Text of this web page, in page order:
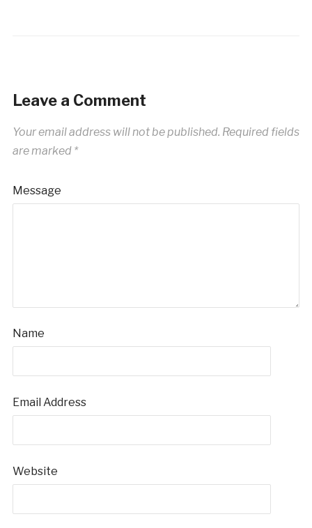
Leave a Comment
Your email address will not be published. Required fields
are marked *
Message
Name
Email Address
Website